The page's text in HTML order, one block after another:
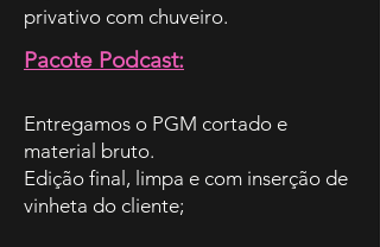
privativo com chuveiro.
Pacote Podcast:
Entregamos o PGM cortado e
material bruto.
Edição final, limpa e com inserção de
vinheta do cliente;